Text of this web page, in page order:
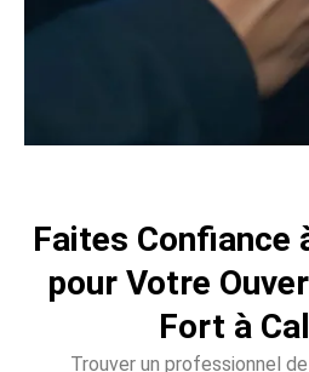
Faites Confiance
pour Votre
Fort à
Trouver un professionnel